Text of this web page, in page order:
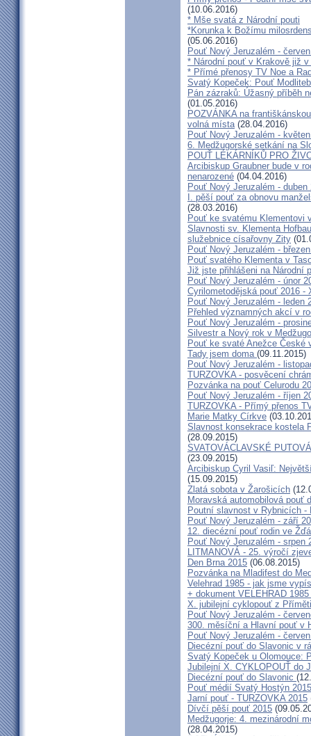
(10.06.2016)
* Mše svatá z Národní pouti
*Korunka k Božímu
(05.06.2016)
Pouť Nový Jeruzalém -
* Národní pouť v Krakově již
* Přímé přenosy TV Noe a
Svatý Kopeček: Pouť
Pán zázraků: Úžasný příběh
(01.05.2016)
POZVÁNKA na
volná místa(28.04.2016)
Pouť Nový Jeruzalém -
6. Medžugorské setkání na
POUŤ LÉKÁRNÍKŮ PRO
Arcibiskup Graubner bude v
nenarozené (04.04.2016)
Pouť Nový Jeruzalém - duben
I. pěší pouť za obnovu
(28.03.2016)
Pouť ke svatému Klementovi
Slavnosti sv. Klementa
služebnice císařovny Zity
Pouť Nový Jeruzalém -
Pouť svatého Klementa v
Již jste přihlášeni na Národní
Pouť Nový Jeruzalém - únor
Cyrilometodějská pouť 2016 -
Pouť Nový Jeruzalém - leden
Přehled významných akcí v
Pouť Nový Jeruzalém -
Silvestr a Nový rok v
Pouť ke svaté Anežce České
Tady jsem doma (09.11.2015)
Pouť Nový Jeruzalém -
TURZOVKA - posvěcení
Pozvánka na pouť Celurodu
Pouť Nový Jeruzalém - říjen
TURZOVKA - Přímý přenos
Marie Matky Církve
Slavnost konsekrace kostela
(28.09.2015)
SVATOVÁCLAVSKÉ
(23.09.2015)
Arcibiskup Cyril Vasiľ:
(15.09.2015)
Zlatá sobota v Žarošicích
Moravská automobilová pouť
Poutní slavnost v Rybnicích -
Pouť Nový Jeruzalém - září
12. diecézní pouť rodin ve
Pouť Nový Jeruzalém - srpen
LITMANOVÁ - 25. výročí
Den Brna 2015 (06.08.2015)
Pozvánka na Mladifest do
Velehrad 1985 - jak jsme
+ dokument VELEHRAD
X. jubilejní cyklopouť z
Pouť Nový Jeruzalém -
300. měsíční a Hlavní pouť v
Pouť Nový Jeruzalém -
Diecézní pouť do Slavonic v
Svatý Kopeček u Olomouce:
Jubilejní X. CYKLOPOUŤ do
Diecézní pouť do Slavonic
Pouť médií Svatý Hostýn 2015
Jarní pouť - TURZOVKA 2015
Dívčí pěší pouť 2015
Medžugorje: 4. mezinárodní
(28.04.2015)